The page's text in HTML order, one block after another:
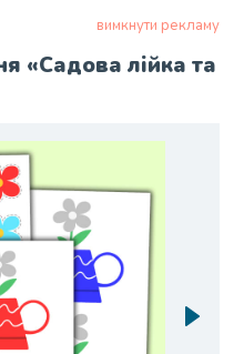
вимкнути рекламу
«Садова лійка та